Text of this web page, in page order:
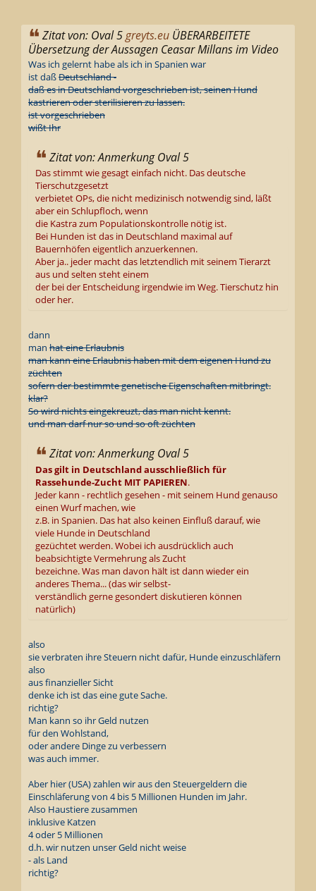
Zitat von: Oval 5greyts.eu ÜBERARBEITETE
Übersetzung der Aussagen Ceasar Millans im Video
Was ich gelernt habe als ich in Spanien war
ist daßDeutschland -
daß es in Deutschland vorgeschrieben ist, seinen Hund
kastrieren oder sterilisieren zu lassen.
ist vorgeschrieben
wißt Ihr
Zitat von: Anmerkung Oval 5
Das stimmt wie gesagt einfach nicht. Das deutsche
Tierschutzgesetzt
verbietet OPs, die nicht medizinisch notwendig sind, läßt
aber ein Schlupfloch, wenn
die Kastra zum Populationskontrolle nötig ist.
Bei Hunden ist das in Deutschland maximal auf
Bauernhöfen eigentlich anzuerkennen.
Aber ja.. jeder macht das letztendlich mit seinem Tierarzt
aus und selten steht einem
der bei der Entscheidung irgendwie im Weg. Tierschutz hin
oder her.
dann
man hat eine Erlaubnis
man kann eine Erlaubnis haben mit dem eigenen Hund zu
züchten
sofern der bestimmte genetische Eigenschaften mitbringt.
klar?
So wird nichts eingekreuzt, das man nicht kennt.
und man darf nur so und so oft züchten
Zitat von: Anmerkung Oval 5
Das gilt in Deutschland ausschließlich für
Rassehunde-Zucht MIT PAPIEREN.
Jeder kann - rechtlich gesehen - mit seinem Hund genauso
einen Wurf machen, wie
z.B. in Spanien. Das hat also keinen Einfluß darauf, wie
viele Hunde in Deutschland
gezüchtet werden. Wobei ich ausdrücklich auch
beabsichtigte Vermehrung als Zucht
bezeichne. Was man davon hält ist dann wieder ein
anderes Thema... (das wir selbst-
verständlich gerne gesondert diskutieren können
natürlich)
also
sie verbraten ihre Steuern nicht dafür, Hunde einzuschläfern
also
aus finanzieller Sicht
denke ich ist das eine gute Sache.
richtig?
Man kann so ihr Geld nutzen
für den Wohlstand,
oder andere Dinge zu verbessern
was auch immer.
Aber hier (USA) zahlen wir aus den Steuergeldern die
Einschläferung von 4 bis 5 Millionen Hunden im Jahr.
Also Haustiere zusammen
inklusive Katzen
4 oder 5 Millionen
d.h. wir nutzen unser Geld nicht weise
- als Land
richtig?